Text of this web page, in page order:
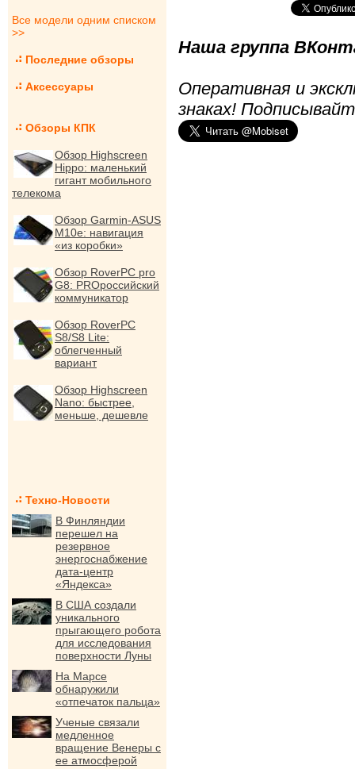
Все модели одним списком
>>
Последние обзоры
Аксессуары
Обзоры КПК
Обзор Highscreen
Hippo: маленький
гигант мобильного
телекома
Обзор Garmin-ASUS
M10e: навигация
«из коробки»
Обзор RoverPC pro
G8: PROроссийский
коммуникатор
Обзор RoverPC
S8/S8 Lite:
облегченный
вариант
Обзор Highscreen
Nano: быстрее,
меньше, дешевле
Техно-Новости
В Финляндии
перешел на
резервное
энергоснабжение
дата-центр
«Яндекса»
В США создали
уникального
прыгающего робота
для исследования
поверхности Луны
На Марсе
обнаружили
«отпечаток пальца»
Ученые связали
медленное
вращение Венеры с
ее атмосферой
Наша группа
Оперативная и
знаках!